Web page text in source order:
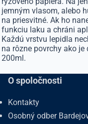
jemným vlasom, alebo
na priesvitné. Ak ho
funkciu laku a chráni
Každú vrstvu lepidla
na rôzne povrchy ako je
200ml.
O spoločnosti
Kontakty
Osobný odber